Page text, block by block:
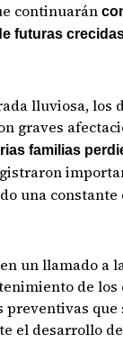
continuarán
futuras
lluviosa, los
graves
familias
una constante
un llamado a
de los
preventivas que
el desarrollo